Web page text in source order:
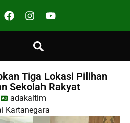
Tiga Lokasi Pilihan
Sekolah Rakyat
adakaltim
Kartanegara